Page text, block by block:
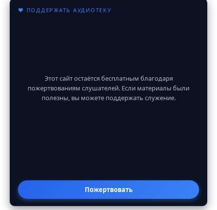
♥ ПОДДЕРЖАТЬ АУДИОТЕКУ
Этот сайт остаётся бесплатным благодаря
пожертвованиям слушателей. Если материалы были
полезны, вы можете поддержать служение.
Пожертвовать